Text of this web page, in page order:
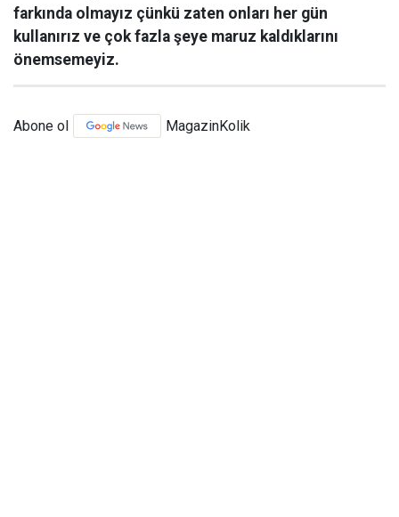
farkında olmayız çünkü zaten onları her gün
kullanırız ve çok fazla şeye maruz kaldıklarını
önemsemeyiz.
Abone ol MagazinKolik